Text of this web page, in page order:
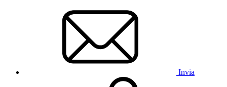
Invia